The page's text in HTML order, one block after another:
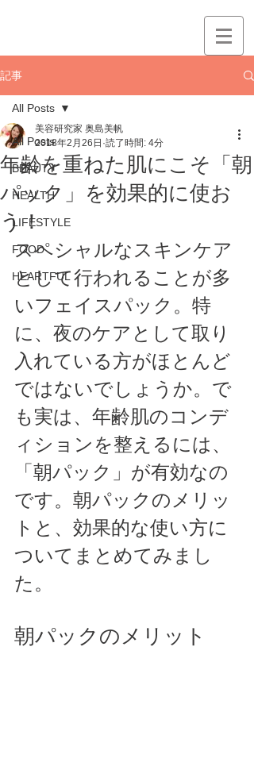
記事
All Posts
BEAUTY
HEALTH
LIFESTYLE
FOOD
HEARTFUL
All Posts
年齢を重ねた肌にこそ「朝
パック」を効果的に使お
う！
美容研究家 奥島美帆
2018年2月26日 読了時間: 4分
スペシャルなスキンケア
として行われることが多
いフェイスパック。特
に、夜のケアとして取り
入れている方がほとんど
ではないでしょうか。で
も実は、年齢肌のコンデ
ィションを整えるには、
「朝パック」が有効なの
です。朝パックのメリッ
トと、効果的な使い方に
ついてまとめてみまし
た。
朝パックのメリット